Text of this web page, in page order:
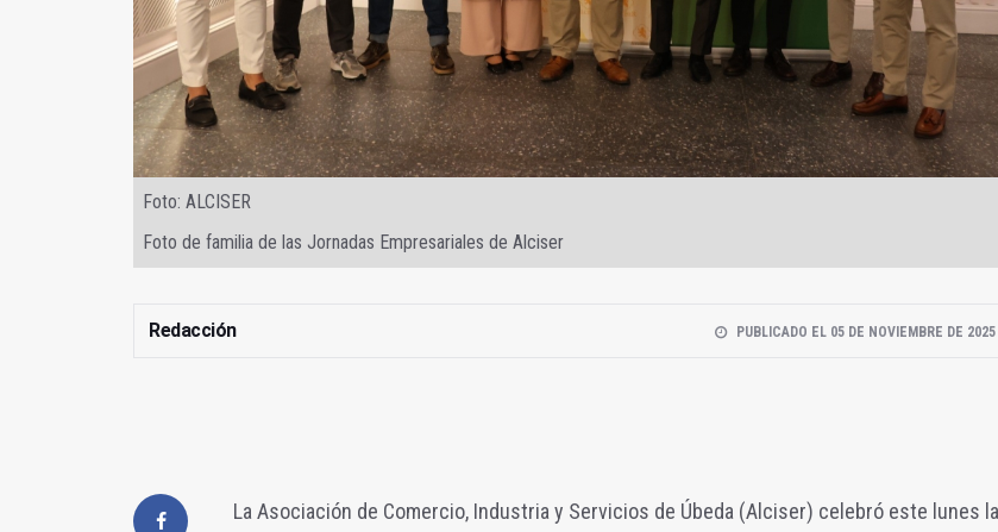
Foto: ALCISER
Foto de familia de las Jornadas Empresariales de Alciser
Redacción PUBLICADO EL 05 DE NOVIEMBRE DE 2025
La Asociación de Comercio, Industria y Servicios de Úbeda (Alciser) celebró este lunes la